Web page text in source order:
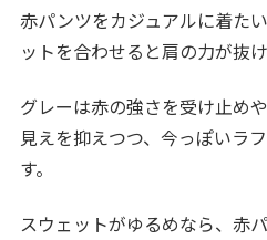
赤パンツをカジュアルに着た
ットを合わせると肩の力が抜
グレーは赤の強さを受け止め
見えを抑えつつ、今っぽいラ
す。
スウェットがゆるめなら、赤